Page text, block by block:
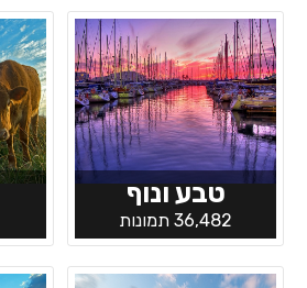
טבע ונוף
36,482 תמונות